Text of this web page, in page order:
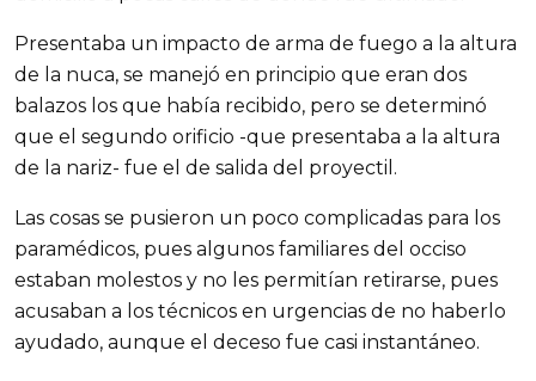
Presentaba un impacto de arma de fuego a la altura
de la nuca, se manejó en principio que eran dos
balazos los que había recibido, pero se determinó
que el segundo orificio -que presentaba a la altura
de la nariz- fue el de salida del proyectil.
Las cosas se pusieron un poco complicadas para los
paramédicos, pues algunos familiares del occiso
estaban molestos y no les permitían retirarse, pues
acusaban a los técnicos en urgencias de no haberlo
ayudado, aunque el deceso fue casi instantáneo.